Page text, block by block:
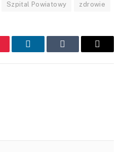
Szpital Powiatowy zdrowie
LinkedInTumblr Email